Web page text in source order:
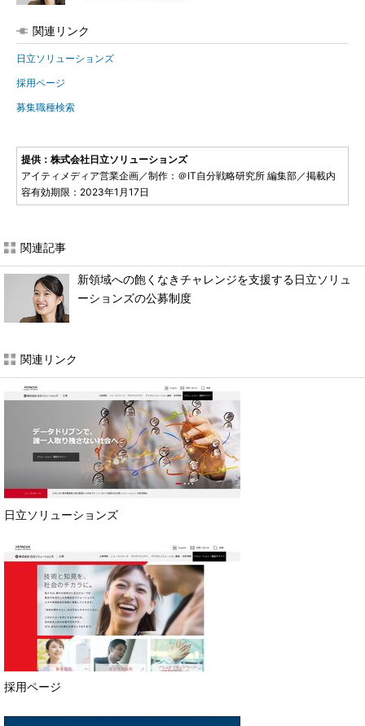
関連リンク
日立ソリューションズ
採用ページ
募集職種検索
提供：株式会社日立ソリューションズ
アイティメディア営業企画／制作：＠IT自分戦略研究所 編集部／掲載内
容有効期限：2023年1月17日
関連記事
新領域への飽くなきチャレンジを支援する日立ソリュ
ーションズの公募制度
関連リンク
日立ソリューションズ
採用ページ